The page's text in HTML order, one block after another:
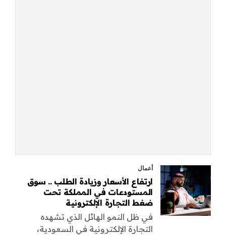
أعمال
ارتفاع الأسعار وزيادة الطلب .. سوق
المستودعات في المملكة تحت
ضغط التجارة الإلكترونية
في ظل النمو الهائل الذي تشهده
التجارة الإلكترونية في السعودية،